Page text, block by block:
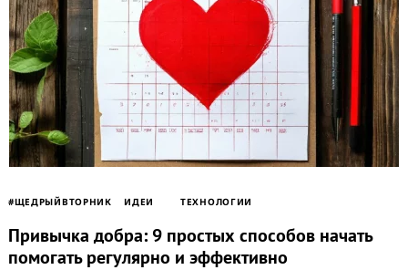
#ЩЕДРЫЙВТОРНИК ИДЕИ ТЕХНОЛОГИИ
Привычка добра: 9 простых способов начать
помогать регулярно и эффективно